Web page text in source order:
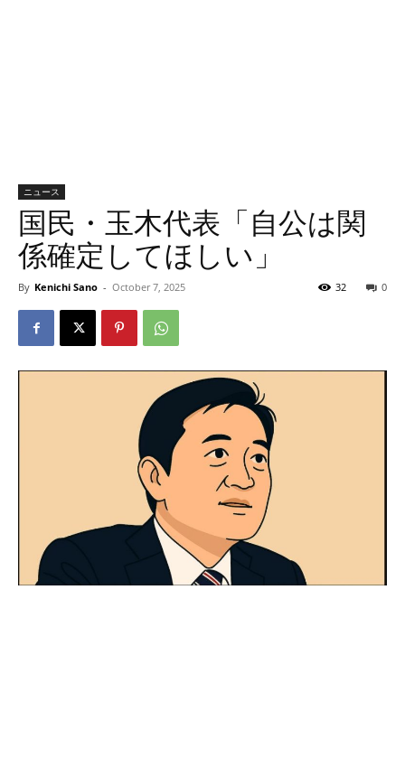
ニュース
国民・玉木代表「自公は関
係確定してほしい」
By Kenichi Sano - October 7, 2025 0
32